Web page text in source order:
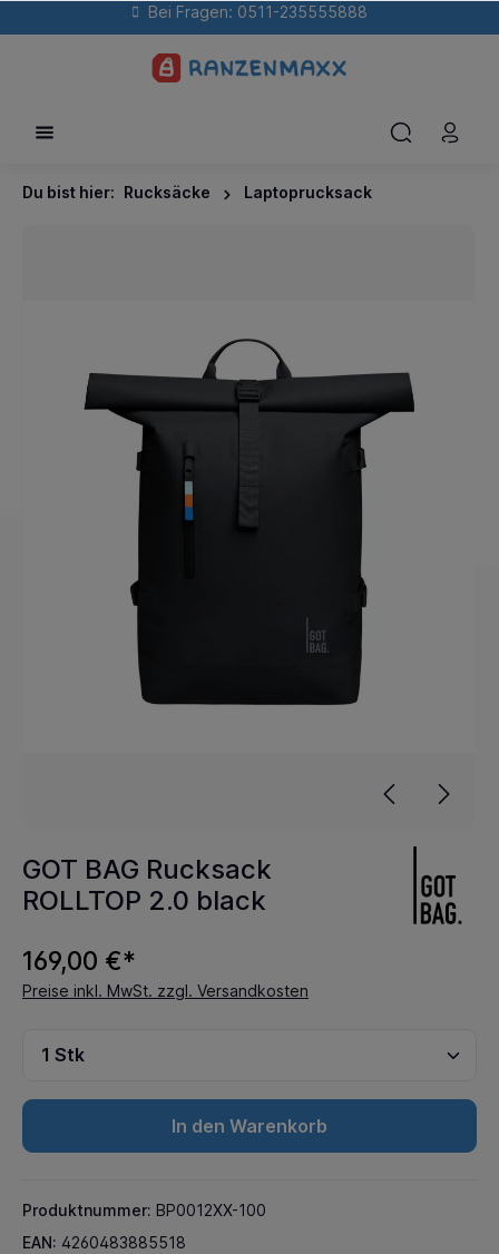
Bei Fragen: 0511-235555888
Du bist hier: Rucksäcke Laptoprucksack
GOT BAG Rucksack
ROLLTOP 2.0 black
169,00 €*
Preise inkl. MwSt. zzgl. Versandkosten
In den Warenkorb
Produktnummer: BP0012XX-100
EAN: 4260483885518